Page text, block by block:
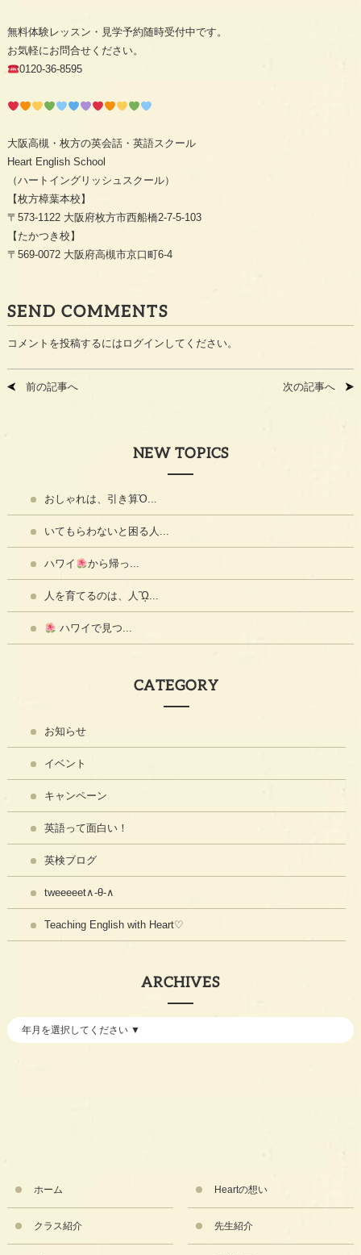
無料体験レッスン・見学予約随時受付中です。
お気軽にお問合せください。
0120-36-8595
大阪高槻・枚方の英会話・英語スクール
Heart English School
（ハートイングリッシュスクール）
【枚方樟葉本校】
〒573-1122 大阪府枚方市西船橋2-7-5-103
【たかつき校】
〒569-0072 大阪府高槻市京口町6-4
SEND COMMENTS
コメントを投稿するには ログイン してください。
前の記事へ 次の記事へ
NEW TOPICS
おしゃれは、引き算Ὀ...
いてもらわないと困る人...
ハワイ から帰っ...
人を育てるのは、人ᾫ...
ハワイで見つ...
CATEGORY
お知らせ
イベント
キャンペーン
英語って面白い！
英検ブログ
tweeeeet∧-θ-∧
Teaching English with Heart♡
ARCHIVES
ホーム Heartの想い
クラス紹介 先生紹介